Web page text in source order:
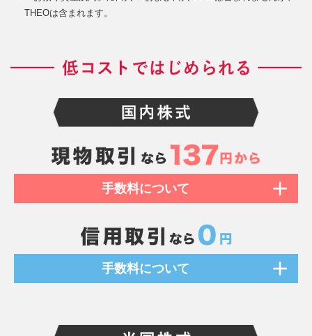
THEOは含まれます。
手数料について
手数料について